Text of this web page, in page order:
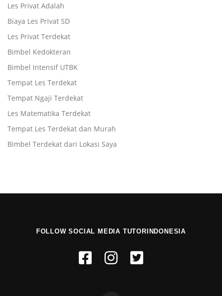
Les Privat Adalah
Biaya Les Privat SD
Les Privat Terdekat
Bimbel Kedokteran
Bimbel Intensif UTBK
Tempat Les Terdekat
Tempat Ngaji Terdekat
Les Matematika Terdekat
Tempat Les Terdekat dan Murah
Bimbel Terdekat dari Lokasi Saya
FOLLOW SOCIAL MEDIA TUTORINDONESIA